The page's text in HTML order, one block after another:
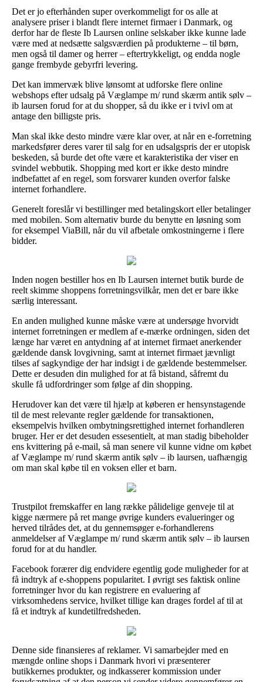
Det er jo efterhånden super overkommeligt for os alle at
analysere priser i blandt flere internet firmaer i Danmark, og
derfor har de fleste Ib Laursen online selskaber ikke kunne lade
være med at nedsætte salgsværdien på produkterne – til børn,
men også til damer og herrer – eftertrykkeligt, og endda nogle
gange frembyde gebyrfri levering.
Det kan immervæk blive lønsomt at udforske flere online
webshops efter udsalg på Væglampe m/ rund skærm antik sølv –
ib laursen forud for at du shopper, så du ikke er i tvivl om at
antage den billigste pris.
Man skal ikke desto mindre være klar over, at når en e-forretning
markedsfører deres varer til salg for en udsalgspris der er utopisk
beskeden, så burde det ofte være et karakteristika der viser en
svindel webbutik. Shopping med kort er ikke desto mindre
indbefattet af en regel, som forsvarer kunden overfor falske
internet forhandlere.
Generelt foreslår vi bestillinger med betalingskort eller betalinger
med mobilen. Som alternativ burde du benytte en løsning som
for eksempel ViaBill, når du vil afbetale omkostningerne i flere
bidder.
Inden nogen bestiller hos en Ib Laursen internet butik burde de
reelt skimme shoppens forretningsvilkår, men det er bare ikke
særlig interessant.
En anden mulighed kunne måske være at undersøge hvorvidt
internet forretningen er medlem af e-mærke ordningen, siden det
længe har været en antydning af at internet firmaet anerkender
gældende dansk lovgivning, samt at internet firmaet jævnligt
tilses af sagkyndige der har indsigt i de gældende bestemmelser.
Dette er desuden din mulighed for at få bistand, såfremt du
skulle få udfordringer som følge af din shopping.
Herudover kan det være til hjælp at køberen er hensynstagende
til de mest relevante regler gældende for transaktionen,
eksempelvis hvilken ombytningsrettighed internet forhandleren
bruger. Her er det desuden essesentielt, at man stadig bibeholder
ens kvittering på e-mail, så man senere vil kunne vidne om købet
af Væglampe m/ rund skærm antik sølv – ib laursen, uafhængig
om man skal købe til en voksen eller et barn.
Trustpilot fremskaffer en lang række pålidelige genveje til at
kigge nærmere på ret mange øvrige kunders evalueringer og
herved tilrådes det, at du gennemsøger e-forhandlerens
anmeldelser af Væglampe m/ rund skærm antik sølv – ib laursen
forud for at du handler.
Facebook forærer dig endvidere egentlig gode muligheder for at
få indtryk af e-shoppens popularitet. I øvrigt ses faktisk online
forretninger hvor du kan registrere en evaluering af
virksomhedens service, hvilket tillige kan drages fordel af til at
få et indtryk af kundetilfredsheden.
Denne side finansieres af reklamer. Vi samarbejder med en
mængde online shops i Danmark hvori vi præsenterer
butikkernes produkter, og indkasserer kommission under